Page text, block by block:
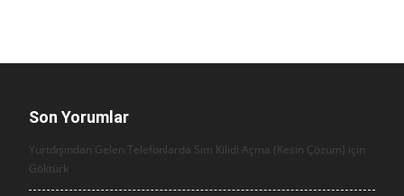
Son Yorumlar
Yurtdışından Gelen Telefonlarda Sim Kilidi Açma (Kesin Çözüm) için
Göktürk